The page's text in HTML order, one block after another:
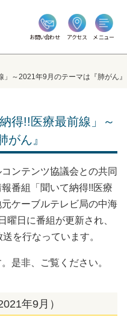
お問い合わせ アクセス メニュー
～2021年9月のテーマは『肺がん』
得!!医療最前線」～
がん』
ンテンツ協議会との共同
番組「聞いて納得!!医療
ケーブルテレビ局の中海
曜日に番組が更新され、
を行なっています。
是非、ご覧ください。
年9月）